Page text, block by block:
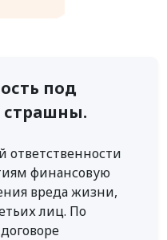
под
страшны.
ответственности
финансовую
вреда жизни,
лиц. По